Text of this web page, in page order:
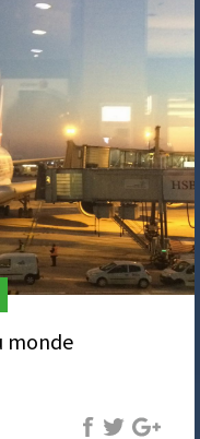
monde